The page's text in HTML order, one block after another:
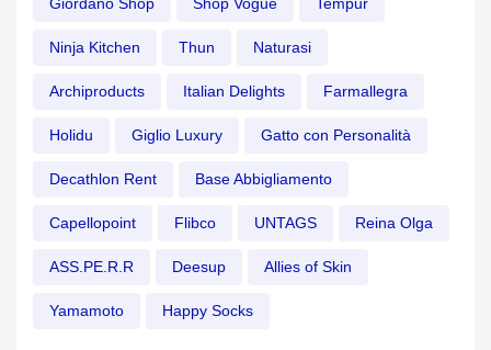
Ninja Kitchen Thun Naturasi
Archiproducts Italian Delights Farmallegra
Holidu Giglio Luxury Gatto con Personalità
Decathlon Rent Base Abbigliamento
Capellopoint Flibco UNTAGS Reina Olga
ASS.PE.R.R Deesup Allies of Skin
Yamamoto Happy Socks